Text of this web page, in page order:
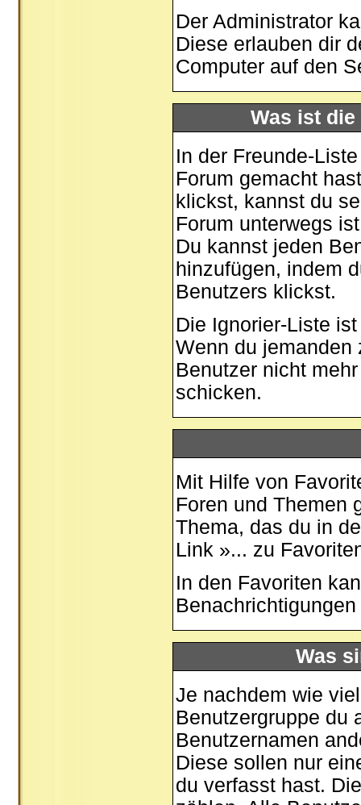
Der Administrator
Diese erlauben dir
Computer auf den
Was ist
In der Freunde-
Forum gemacht
klickst, kannst du
Forum unterwegs
Du kannst jeden
hinzufügen, indem
Benutzers klickst.
Die Ignorier-Liste
Wenn du jemanden
Benutzer nicht
schicken.
Mit Hilfe von
Foren und Themen
Thema, das du in
Link »... zu
In den Favoriten
Was
Je nachdem wie
Benutzergruppe du
Benutzernamen
Diese sollen nur
du verfasst hast.